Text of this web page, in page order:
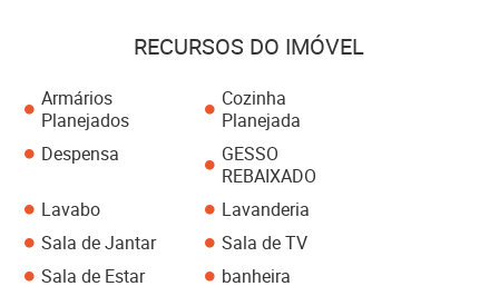
RECURSOS DO IMÓVEL
Armários
Planejados
Cozinha
Planejada
Despensa
GESSO
REBAIXADO
Lavabo
Lavanderia
Sala de Jantar
Sala de TV
Sala de Estar
banheira